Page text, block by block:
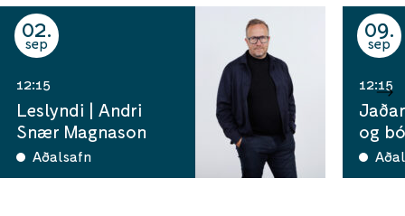
02
sep
12:15
Leslyndi | Andri
Snær Magnason
Aðalsafn
09
sep
12:15
og